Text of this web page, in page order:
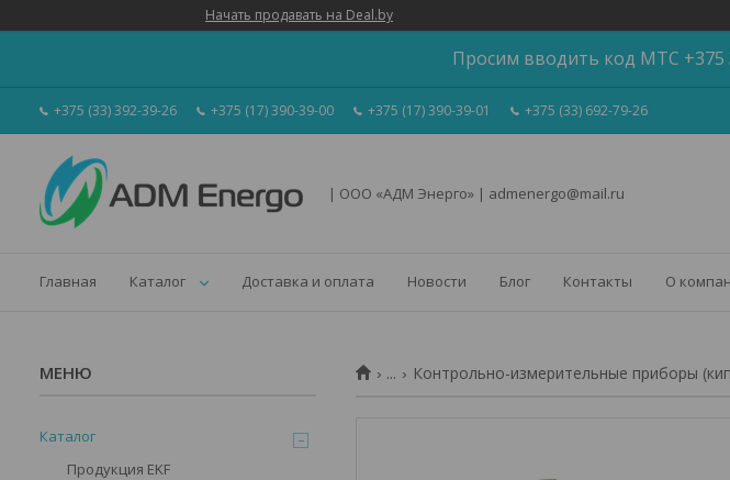
Начать продавать на Deal.by
Просим вводить код МТС +375
+375 (33) 392-39-26 +375 (17) 390-39-00 +375 (17) 390-39-01 +375 (33) 692-79-26
| ООО «АДМ Энерго» | admenergo@mail.ru
Главная Каталог Доставка и оплата Новости Блог Контакты О
... Контрольно-измерительные приборы
Каталог
Продукция EKF